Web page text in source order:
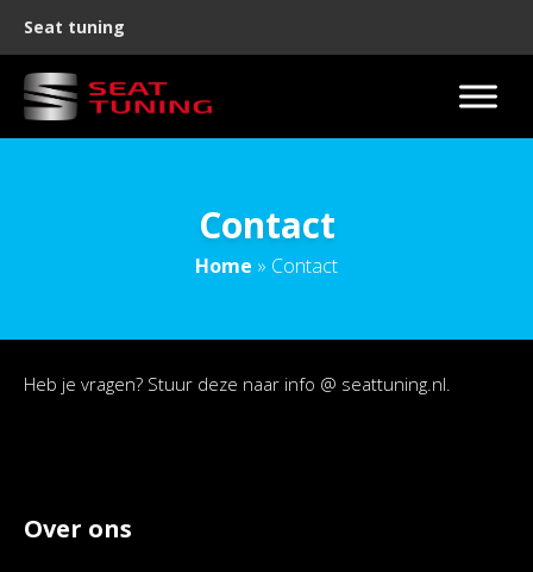
Seat tuning
Contact
Home » Contact
Heb je vragen? Stuur deze naar info @ seattuning.nl.
Over ons